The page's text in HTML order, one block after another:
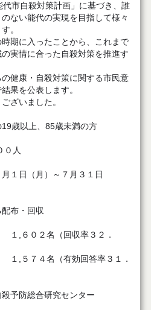
代市自殺対策計画」に基づき、誰
ない能代の実現を目指して様々
。
期に入ったことから、これまで
実情に合った自殺対策を推進す
健康・自殺対策に関する市民意
果を公表します。
ざいました。
歳以上、85歳未満の方
０人
１日（月）～７月３１日
布・回収
０２名（回収率３２．
名（有効回答率３１．
予防総合研究センター